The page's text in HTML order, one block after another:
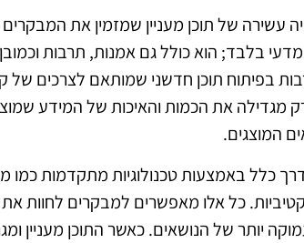
עשירה של תוכן מעניין שמזמין את
מדעי בלבד; הוא כולל גם אמנות, תרבות
בפיתוח תוכן חדשני שמותאם לצרכים של
מגדילה את הכמות והאיכות של המידע
המוצגים.
כלל באמצעות טכנולוגיות מתקדמות כמו
כל אלו מאפשרים למבקרים לחוות
יותר של הנושאים. כאשר התוכן מעניין